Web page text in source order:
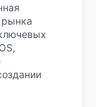
рынка